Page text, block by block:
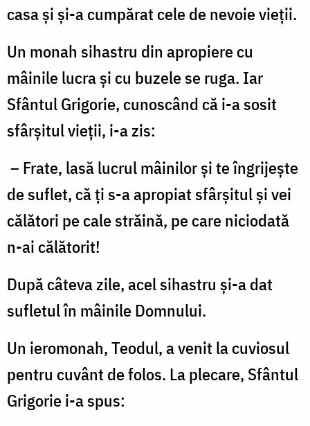
casa şi şi-a cumpărat cele de nevoie vieţii.
Un monah sihastru din apropiere cu
mâinile lucra şi cu buzele se ruga. Iar
Sfântul Grigorie, cunoscând că i-a sosit
sfârşitul vieţii, i-a zis:
– Frate, lasă lucrul mâinilor şi te îngrijeşte
de suflet, că ţi s-a apropiat sfârşitul şi vei
călători pe cale străină, pe care niciodată
n-ai călătorit!
După câteva zile, acel sihastru şi-a dat
sufletul în mâinile Domnului.
Un ieromonah, Teodul, a venit la cuviosul
pentru cuvânt de folos. La plecare, Sfântul
Grigorie i-a spus: